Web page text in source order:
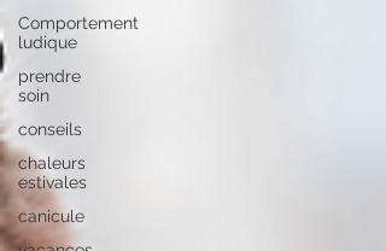
Comportement
ludique
prendre
soin
conseils
chaleurs
estivales
canicule